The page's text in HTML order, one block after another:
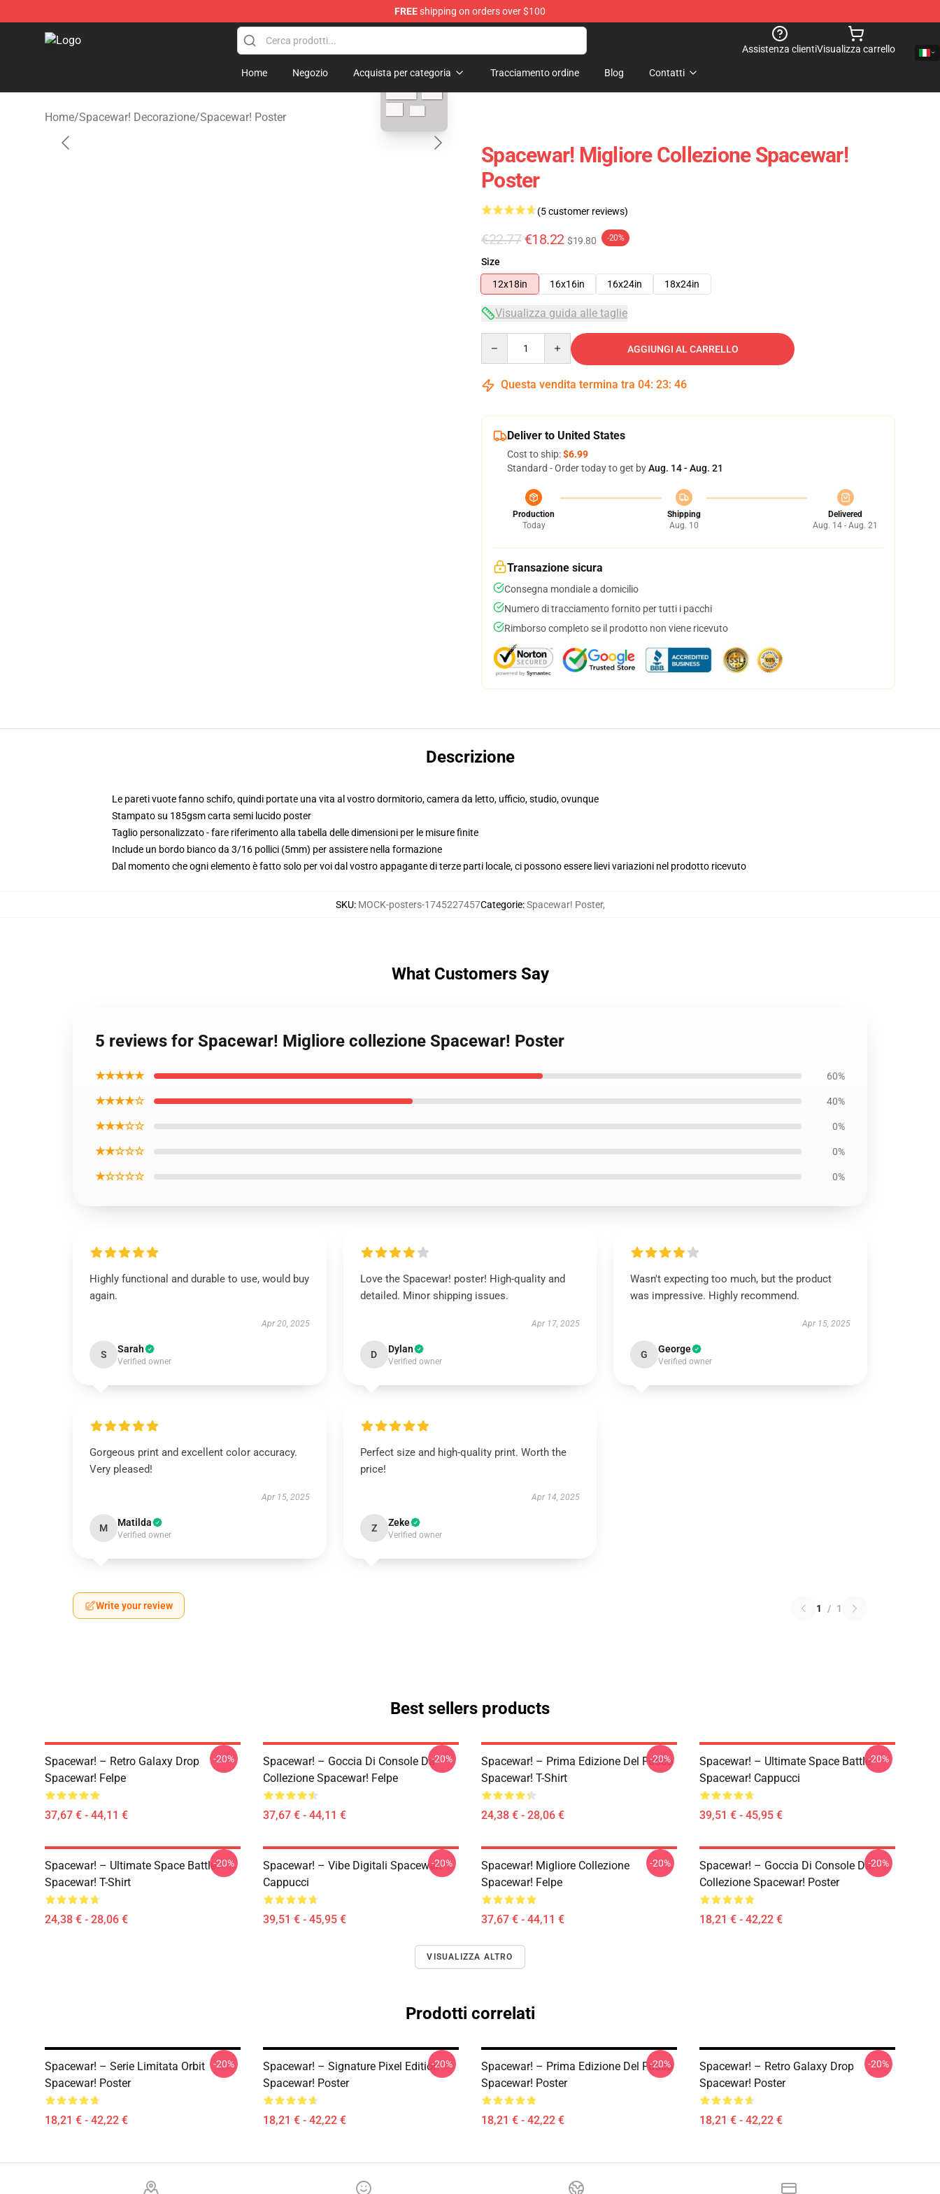
FREEshipping on orders over $100
Spacewar! Shop - Official Spacewar! Merchandise Store
Assistenza clientiVisualizza carrello
Home Negozio Acquista per categoria Tracciamento ordine Blog Contatti
Home/Spacewar! Decorazione/Spacewar! Poster
blank template
Spacewar! Migliore Collezione Spacewar!
Poster
(5 customer reviews)
€22.77 €18.22 $19.80 -20%
Size
12x18in
16x16in 16x24in 18x24in
Visualizza guida alle taglie
AGGIUNGI AL CARRELLO
Questa vendita termina tra 04: 23: 45
Deliver to United States
Cost to ship:$6.99
Standard - Order today to get byAug. 14 - Aug. 21
Production
Today
Shipping
Aug. 10
Delivered
Aug. 14 - Aug. 21
Transazione sicura
Consegna mondiale a domicilio
Numero di tracciamento fornito per tutti i pacchi
Rimborso completo se il prodotto non viene ricevuto
Descrizione
Le pareti vuote fanno schifo, quindi portate una vita al vostro dormitorio, camera da letto, ufficio, studio, ovunque
Stampato su 185gsm carta semi lucido poster
Taglio personalizzato - fare riferimento alla tabella delle dimensioni per le misure finite
Include un bordo bianco da 3/16 pollici (5mm) per assistere nella formazione
Dal momento che ogni elemento è fatto solo per voi dal vostro appagante di terze parti locale, ci possono essere lievi variazioni nel prodotto ricevuto
SKU: MOCK-posters-1745227457Categorie:Spacewar! Poster,
What Customers Say
5 reviews for Spacewar! Migliore collezione Spacewar! Poster
★★★★★ 60%
★★★★☆ 40%
★★★☆☆ 0%
★★☆☆☆ 0%
★☆☆☆☆ 0%
Highly functional and durable to use, would buy
again.
Apr 20, 2025
S Sarah
Verified owner
Love the Spacewar! poster! High-quality and
detailed. Minor shipping issues.
Apr 17, 2025
D Dylan
Verified owner
Wasn't expecting too much, but the product
was impressive. Highly recommend.
Apr 15, 2025
G George
Verified owner
Gorgeous print and excellent color accuracy.
Very pleased!
Apr 15, 2025
M Matilda
Verified owner
Perfect size and high-quality print. Worth the
price!
Apr 14, 2025
Z Zeke
Verified owner
Write your review 1 / 1
Best sellers products
Spacewar! – Retro Galaxy Drop
Spacewar! Felpe
37,67 € - 44,11 €
-20%
Spacewar! – Goccia Di Console Da
Collezione Spacewar! Felpe
37,67 € - 44,11 €
-20%
Spacewar! – Prima Edizione Del Fuoco
Spacewar! T-Shirt
24,38 € - 28,06 €
-20%
Spacewar! – Ultimate Space Battle
Spacewar! Cappucci
39,51 € - 45,95 €
-20%
Spacewar! – Ultimate Space Battle
Spacewar! T-Shirt
24,38 € - 28,06 €
-20%
Spacewar! – Vibe Digitali Spacewar!
Cappucci
39,51 € - 45,95 €
-20%
Spacewar! Migliore Collezione
Spacewar! Felpe
37,67 € - 44,11 €
-20%
Spacewar! – Goccia Di Console Da
Collezione Spacewar! Poster
18,21 € - 42,22 €
-20%
VISUALIZZA ALTRO
Prodotti correlati
Spacewar! – Serie Limitata Orbit
Spacewar! Poster
18,21 € - 42,22 €
-20%
Spacewar! – Signature Pixel Edition
Spacewar! Poster
18,21 € - 42,22 €
-20%
Spacewar! – Prima Edizione Del Fuoco
Spacewar! Poster
18,21 € - 42,22 €
-20%
Spacewar! – Retro Galaxy Drop
Spacewar! Poster
18,21 € - 42,22 €
-20%